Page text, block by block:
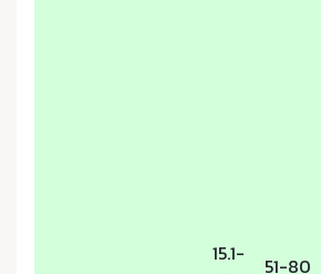
15.1-
51-80